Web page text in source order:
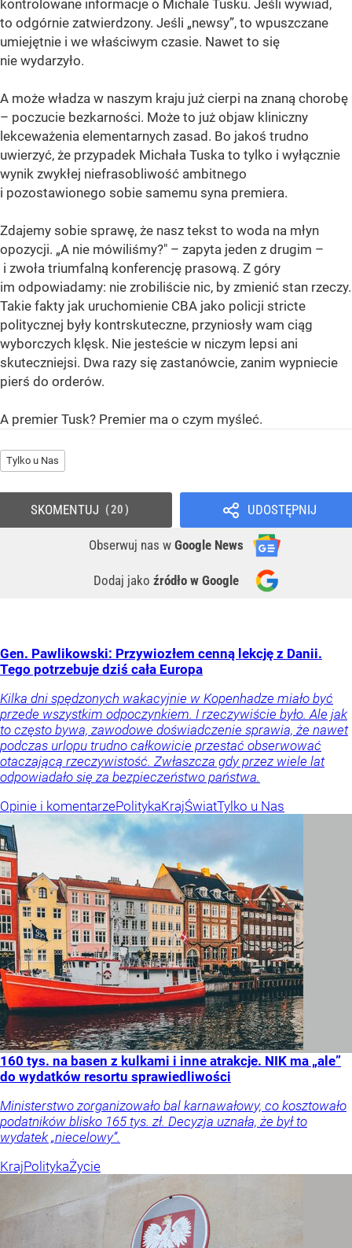
kontrolowane informacje o Michale Tusku. Jeśli wywiad,
to odgórnie zatwierdzony. Jeśli „newsy”, to wpuszczane
umiejętnie i we właściwym czasie. Nawet to się
nie wydarzyło.
A może władza w naszym kraju już cierpi na znaną chorobę
– poczucie bezkarności. Może to już objaw kliniczny
lekceważenia elementarnych zasad. Bo jakoś trudno
uwierzyć, że przypadek Michała Tuska to tylko i wyłącznie
wynik zwykłej niefrasobliwość ambitnego
i pozostawionego sobie samemu syna premiera.
Zdajemy sobie sprawę, że nasz tekst to woda na młyn
opozycji. „A nie mówiliśmy?" – zapyta jeden z drugim –
i zwoła triumfalną konferencję prasową. Z góry
im odpowiadamy: nie zrobiliście nic, by zmienić stan rzeczy.
Takie fakty jak uruchomienie CBA jako policji stricte
politycznej były kontrskuteczne, przyniosły wam ciąg
wyborczych klęsk. Nie jesteście w niczym lepsi ani
skuteczniejsi. Dwa razy się zastanówcie, zanim wypniecie
pierś do orderów.
A premier Tusk? Premier ma o czym myśleć.
Tylko u Nas
UDOSTĘPNIJ
Obserwuj nas w Google News
Dodaj jako źródło w Google
SKOMENTUJ 20
Gen. Pawlikowski: Przywiozłem cenną lekcję z Danii.
Tego potrzebuje dziś cała Europa
Kilka dni spędzonych wakacyjnie w Kopenhadze miało być
przede wszystkim odpoczynkiem. I rzeczywiście było. Ale jak
to często bywa, zawodowe doświadczenie sprawia, że nawet
podczas urlopu trudno całkowicie przestać obserwować
otaczającą rzeczywistość. Zwłaszcza gdy przez wiele lat
odpowiadało się za bezpieczeństwo państwa.
Opinie i komentarzePolitykaKrajŚwiatTylko u Nas
160 tys. na basen z kulkami i inne atrakcje. NIK ma „ale”
do wydatków resortu sprawiedliwości
Ministerstwo zorganizowało bal karnawałowy, co kosztowało
podatników blisko 165 tys. zł. Decyzja uznała, że był to
wydatek „niecelowy”.
KrajPolitykaŻycie